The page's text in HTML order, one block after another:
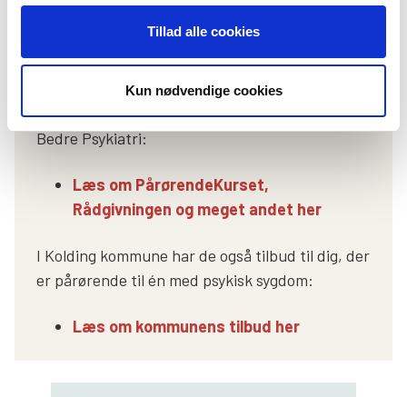
Tillad alle cookies
Kun nødvendige cookies
Her kan du få hjælp
Som pårørende kan du få hjælp og støtte hos
Bedre Psykiatri:
Læs om PårørendeKurset,
Rådgivningen og meget andet her
I Kolding kommune har de også tilbud til dig, der
er pårørende til én med psykisk sygdom:
Læs om kommunens tilbud her